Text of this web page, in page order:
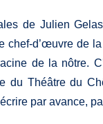
de Julien
chef-d’œuvre de
de la nôtre.
Théâtre du
par avance,